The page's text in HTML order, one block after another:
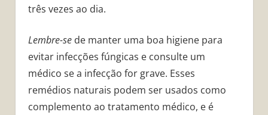
três vezes ao dia.
Lembre-sede manter uma boa higiene para
evitar infecções fúngicas e consulte um
médico se a infecção for grave. Esses
remédios naturais podem ser usados como
complemento ao tratamento médico, e é